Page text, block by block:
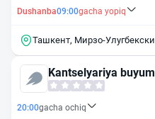
Dushanba09:00gacha yopiq
Ташкент, Мирзо-
Kantselyariya
20:00gacha ochiq